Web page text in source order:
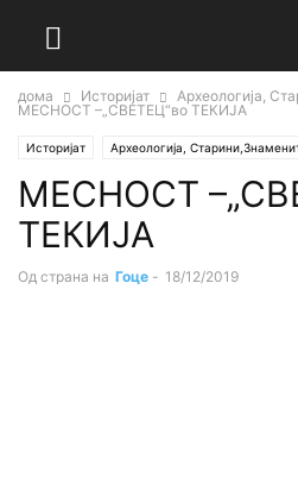
дома Историјат
Археологија,
МЕСНОСТ –„СВЕТЕЦ“во ТЕКИЈА
Историјат Археологија,
МЕСНОСТ
ТЕКИЈА
Од страна на Гоце - 18/12/2019